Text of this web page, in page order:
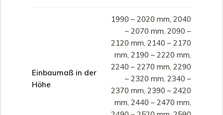
Einbaumaß in der
Höhe
1990 – 2020 mm, 2040
– 2070 mm, 2090 –
2120 mm, 2140 – 2170
mm, 2190 – 2220 mm,
2240 – 2270 mm, 2290
– 2320 mm, 2340 –
2370 mm, 2390 – 2420
mm, 2440 – 2470 mm,